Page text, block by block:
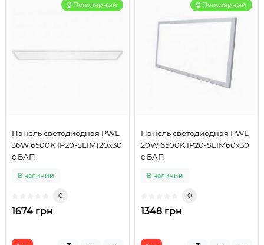
Популярный
Панель светодиодная PWL
36W 6500K IP20-SLIM120х30
c БАП
В наличии
0
1674 грн
Популярный
Панель светодиодная PWL
20W 6500K IP20-SLIM60х30
c БАП
В наличии
0
1348 грн